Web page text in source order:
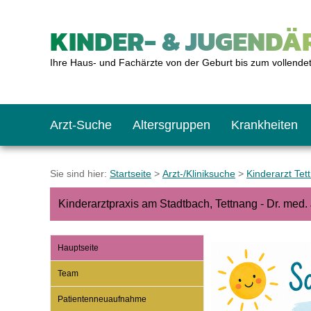
KINDER- &
Ihre Haus- und Fachärzte von der Geburt bis zum
Arzt-Suche Altersgruppen
Das erste Jahr
Schulkinder
Jugendliche
Krankheiten
Baby: U1 bis U6
Schulkind: U10
Teenager: J1 bis
Impfkalender
Was muss man
Impfreaktionen
Notrufnummern
Hausapotheke
Sofortmaßnahmen
Notdienste
Gesundheitsämter
Link-Tipps
BMI-Rechner
Blutdruckrechner
Wachstum-
Sie sind hier: Startseite > Arzt-/Kliniksuche > Kinderarzt
Kinderarztpraxis am Stadtbach, Tettnang - Dr.
Hauptseite
Team
Patientenneuaufnahme